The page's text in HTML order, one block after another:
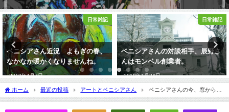
日常雑記
ベニシアさんの対談相手、辰野さ
んはモンベル創業者。
2019年1月24日
アートとベニシアさん
ベニシアさんと野草の気持ち。ラ
ルダールの小さな花
2019年8月4日
ホーム 最近の投稿 アートとベニシアさん
ベニシアさんの今、窓から見
える風景、松本俊介とワイエス